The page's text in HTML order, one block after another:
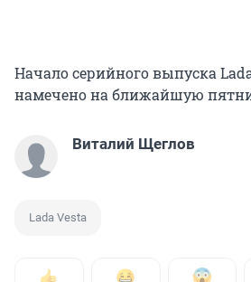
Начало серийного выпуска
намечено на ближайшую
Виталий Щеглов
Lada Vesta